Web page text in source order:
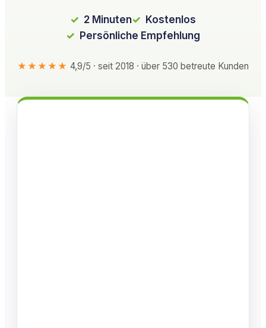
2 Minuten
Kostenlos
Persönliche Empfehlung
★★★★★ 4,9/5 · seit 2018 · über 530 betreute Kunden